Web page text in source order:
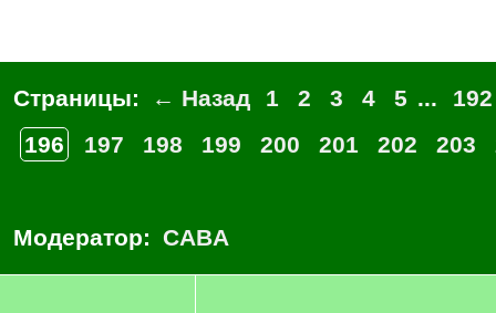
Страницы: ← Назад 1 2 3 4 5 ...
192
196
197 198 199 200 201 202 203
Модератор: CABA